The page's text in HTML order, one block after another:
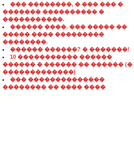
��� ��������, � ��� ��� �
������� ���������� �
�����������.
������ ����. ��� ����� ��
����� ���� ���������
��������.
������ ������? � �������!
10 ����������� ������
������ � ������ �� ������ (�
�������������)
��� ��������������
�������� �� ���� ����